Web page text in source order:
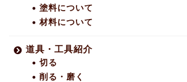
塗料について
材料について
道具・工具紹介
切る
削る・磨く